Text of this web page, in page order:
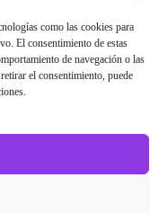
como las cookies para
El consentimiento de estas
de navegación o las
el consentimiento, puede